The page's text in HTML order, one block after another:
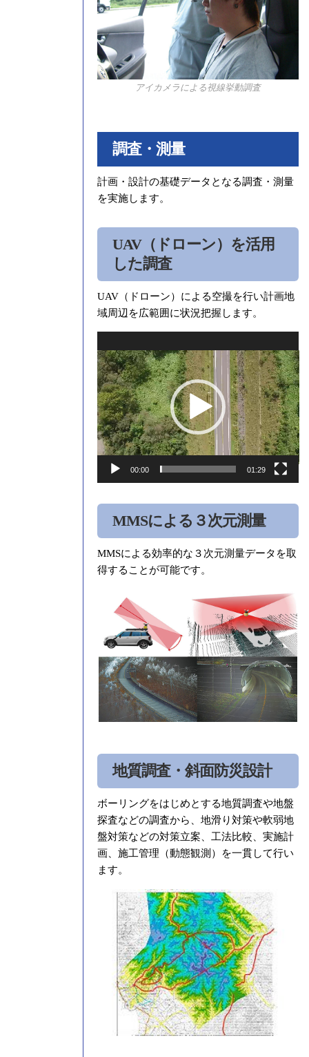
アイカメラによる視線挙動調査
調査・測量
計画・設計の基礎データとなる調査・測量
を実施します。
UAV（ドローン）を活用
した調査
UAV（ドローン）による空撮を行い計画地
域周辺を広範囲に状況把握します。
画
プ
レ
ー
ヤ
ー
00:00 01:29
MMSによる３次元測量
MMSによる効率的な３次元測量データを取
得することが可能です。
地質調査・斜面防災設計
ボーリングをはじめとする地質調査や地盤
探査などの調査から、地滑り対策や軟弱地
盤対策などの対策立案、工法比較、実施計
画、施工管理（動態観測）を一貫して行い
ます。